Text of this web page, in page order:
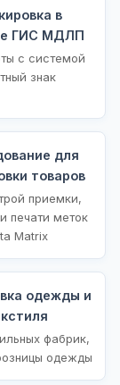
в
ГИС МДЛП
с системой
знак
для
товаров
приемки,
печати меток
Matrix
одежды и
фабрик,
одежды